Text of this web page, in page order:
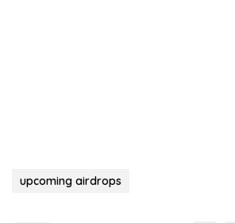
upcoming airdrops